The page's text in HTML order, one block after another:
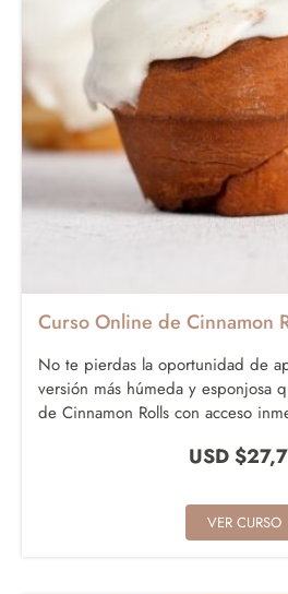
Curso Online de Cinnamon
No te pierdas la oportunidad de
versión más húmeda y esponjosa
de Cinnamon Rolls con acceso
USD $
VER CURSO